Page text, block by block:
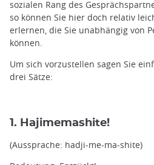
sozialen Rang des
so können Sie hier doch relativ
erlernen, die Sie unabhängig von
können.
Um sich vorzustellen sagen Sie
drei Sätze:
1. Hajimemashite!
(Aussprache: hadji-me-ma-shite)